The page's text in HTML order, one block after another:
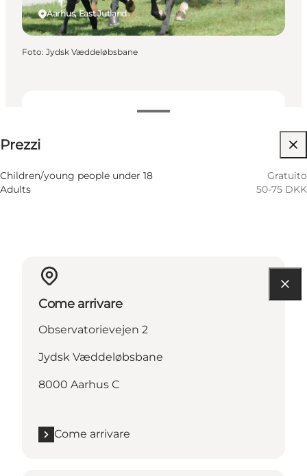
Prezzi
Children/young people under 18
Gratuito
Adults
50-75 DKK
Aarhus, East Jutland
Foto: Jydsk Væddeløbsbane
Come arrivare
Observatorievejen 2
Jydsk Væddeløbsbane
8000 Aarhus C
Come arrivare